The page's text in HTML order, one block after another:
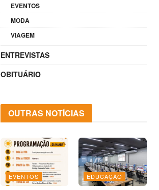
EVENTOS
MODA
VIAGEM
ENTREVISTAS
OBITUÁRIO
OUTRAS NOTÍCIAS
EVENTOS EDUCAÇÃO